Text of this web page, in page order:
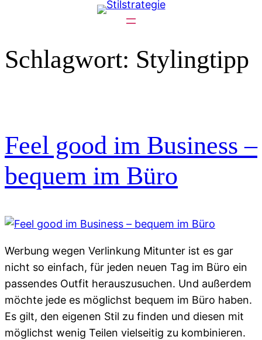
Schlagwort: Stylingtipp
Feel good im Business –
bequem im Büro
Werbung wegen Verlinkung Mitunter ist es gar
nicht so einfach, für jeden neuen Tag im Büro ein
passendes Outfit herauszusuchen. Und außerdem
möchte jede es möglichst bequem im Büro haben.
Es gilt, den eigenen Stil zu finden und diesen mit
möglichst wenig Teilen vielseitig zu kombinieren.